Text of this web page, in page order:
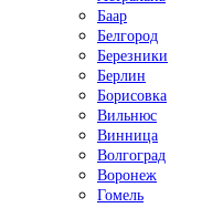
Баар
Белгород
Березники
Берлин
Борисовка
Вильнюс
Винница
Волгоград
Воронеж
Гомель